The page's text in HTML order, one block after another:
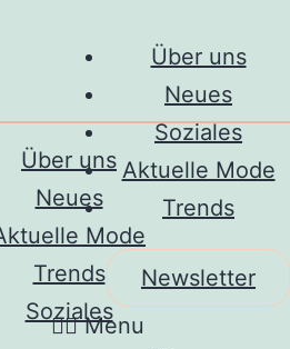
Über uns
Neues
Soziales
Aktuelle Mode
Trends
Newsletter
Menu
Über uns
Neues
Mode
Trends
Soziales